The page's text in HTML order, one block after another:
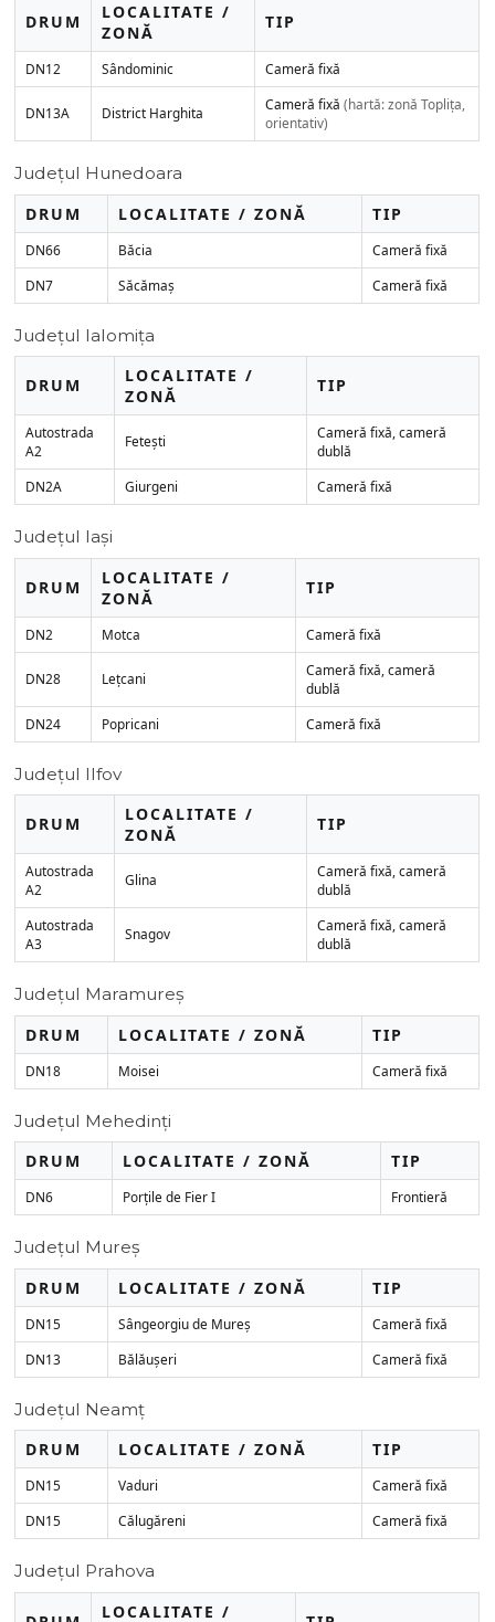
DRUM
LOCALITATE /
ZONĂ
TIP
DN12 Sândominic Cameră fixă
DN13A District Harghita Cameră fixă (hartă: zonă Toplița,
orientativ)
Județul Hunedoara
DRUM
LOCALITATE / ZONĂ TIP
DN66 Băcia
Cameră fixă
DN7
Săcămaș Cameră fixă
Județul Ialomița
DRUM
LOCALITATE /
ZONĂ
TIP
Autostrada
A2
Fetești
Cameră fixă, cameră
dublă
DN2A
Giurgeni Cameră fixă
Județul Iași
DRUM
LOCALITATE /
ZONĂ
TIP
DN2 Motca Cameră fixă
DN28 Lețcani
Cameră fixă, cameră
dublă
DN24
Popricani Cameră fixă
Județul Ilfov
DRUM
LOCALITATE /
ZONĂ
TIP
Autostrada
A2
Glina
Cameră fixă, cameră
dublă
Autostrada
A3
Snagov
Cameră fixă, cameră
dublă
Județul Maramureș
DRUM
LOCALITATE / ZONĂ TIP
DN18 Moisei Cameră fixă
Județul Mehedinți
DRUM
LOCALITATE / ZONĂ TIP
DN6 Porțile de Fier I Frontieră
Județul Mureș
DRUM
LOCALITATE / ZONĂ TIP
DN15 Sângeorgiu de Mureș
Cameră fixă
DN13
Bălăușeri Cameră fixă
Județul Neamț
DRUM
LOCALITATE / ZONĂ TIP
DN15 Vaduri
Cameră fixă
DN15
Călugăreni Cameră fixă
Județul Prahova
LOCALITATE /